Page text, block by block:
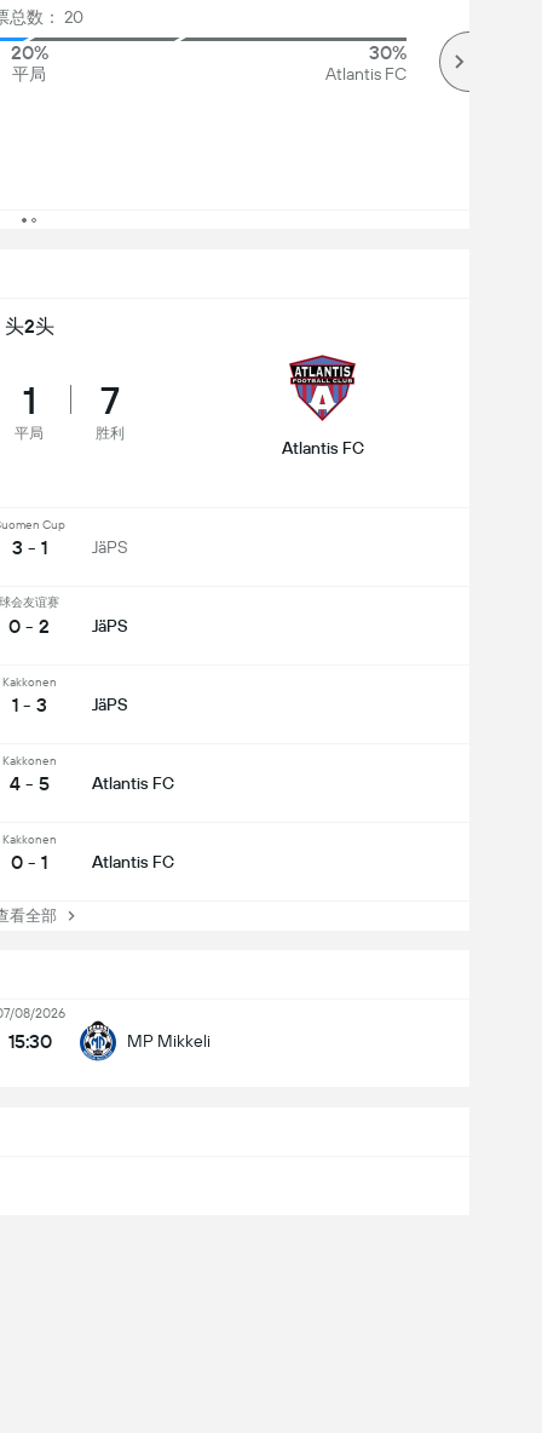
08/2026
15:30 MP Mikkeli
总数： 20
20%
平局
30%
Atlantis FC
头2头
1
平局
7
胜利
Atlantis FC
Cup
3 - 1 JäPS
球会友谊赛
0 - 2 JäPS
Kakkonen
1 - 3 JäPS
Kakkonen
4 - 5 Atlantis FC
Kakkonen
0 - 1 Atlantis FC
全部